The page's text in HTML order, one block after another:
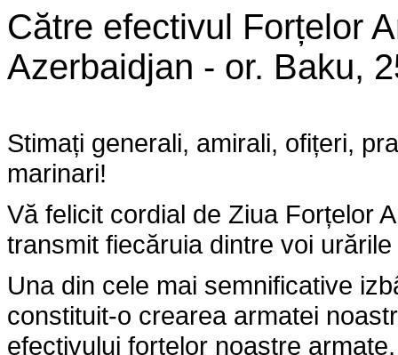
Către efectivul Forțelor
Azerbaidjan - or. Baku,
Stimați generali, amirali, ofițeri,
marinari!
Vă felicit cordial de Ziua Forțelor
transmit fiecăruia dintre voi
Una din cele mai semnificative
constituit-o crearea armatei
efectivului forțelor noastre